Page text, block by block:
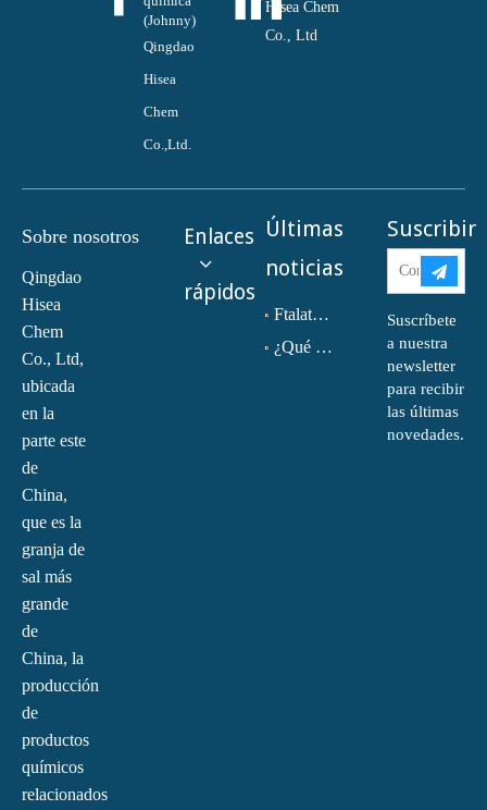
(Johnny)
Qingdao
Hisea
Chem
Co.,Ltd.
Hisea Chem
Co., Ltd
Sobre nosotros
Qingdao
Hisea
Chem
Co., Ltd,
ubicada
en la
parte este
de
China,
que es la
granja de
sal más
grande
de
China, la
producción
de
productos
químicos
relacionados
Enlaces
rápidos
Últimas
noticias
Ftalato de dioctilo (DOP) CAS NO.:117-81-7
¿Qué es la monoetanolamina (MEA)?
Suscribir
Suscríbete
a nuestra
newsletter
para recibir
las últimas
novedades.